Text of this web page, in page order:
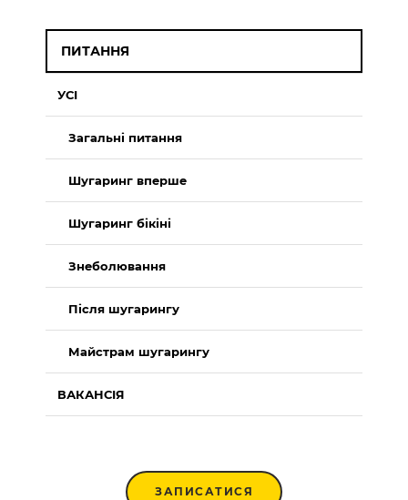
ПИТАННЯ
УСІ
Загальні питання
Шугаринг вперше
Шугаринг бікіні
Знеболювання
Після шугарингу
Майстрам шугарингу
ВАКАНСІЯ
ЗАПИСАТИСЯ